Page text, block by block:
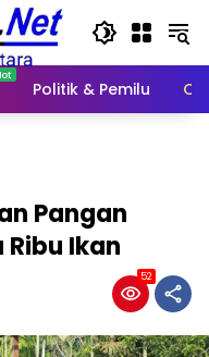
Politik & Pemilu
Pangan
Ribu Ikan
52